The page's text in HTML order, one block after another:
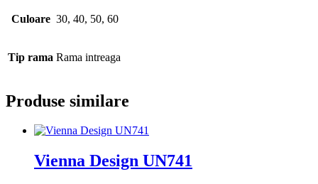
Culoare 30, 40, 50, 60
Tip rama Rama intreaga
Produse similare
Vienna Design UN741